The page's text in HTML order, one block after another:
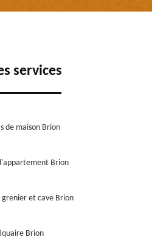
services
de maison Brion
Brion
grenier et cave Brion
Brion